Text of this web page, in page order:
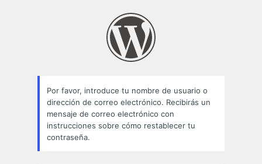
Por favor, introduce tu nombre de usuario o
dirección de correo electrónico. Recibirás un
mensaje de correo electrónico con
instrucciones sobre cómo restablecer tu
contraseña.